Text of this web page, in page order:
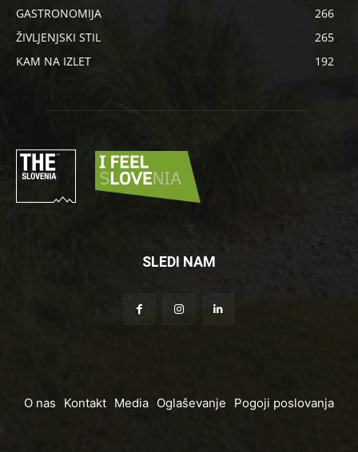
GASTRONOMIJA
266
ŽIVLJENJSKI STIL
265
KAM NA IZLET
192
SLEDI NAM
O nas Kontakt Media Oglaševanje Pogoji poslovanja